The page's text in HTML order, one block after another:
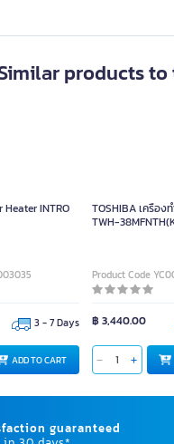
products
Heater INTRO
3 - 7 Days
ADD TO CART
TOSHIBA เครื่อง
TWH-
Product Code
฿ 3,440.00
guaranteed